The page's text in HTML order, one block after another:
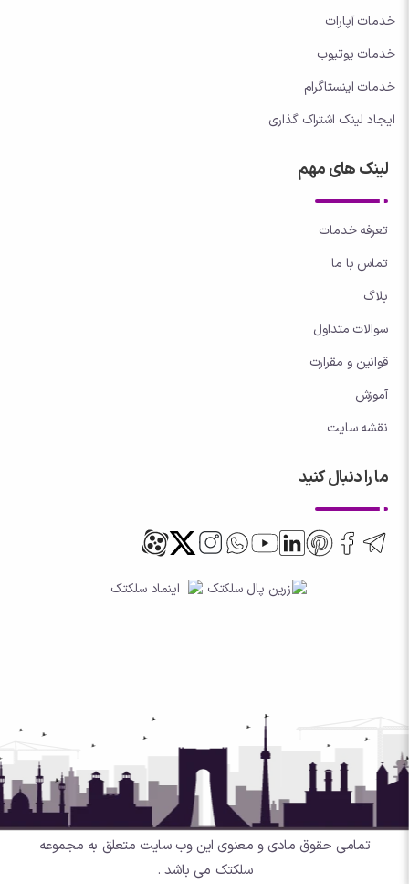
خدمات آپارات
خدمات یوتیوب
خدمات اینستاگرام
ایجاد لینک اشتراک گذاری
لینک های مهم
تعرفه خدمات
تماس با ما
بلاگ
سوالات متداول
قوانین و مقرارت
آموزش
نقشه سایت
ما را دنبال کنید
تمامی حقوق مادی و معنوی این وب سایت متعلق به مجموعه
سلکتک می باشد .